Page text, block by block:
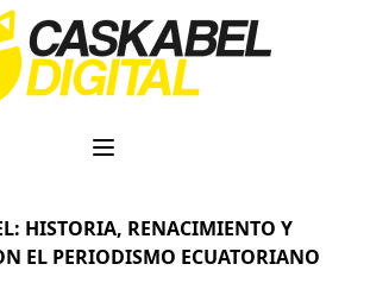
HISTORIA, RENACIMIENTO Y
EL PERIODISMO ECUATORIANO